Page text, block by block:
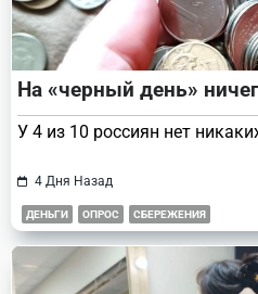
На «черный день»
У 4 из 10 россиян нет
4 Дня Назад
ДЕНЬГИ ОПРОС СБЕРЕЖЕНИЯ